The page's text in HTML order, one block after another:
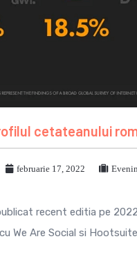
cetateanului
februarie 17, 2022
recent editia pe
We Are Social si Hootsuite